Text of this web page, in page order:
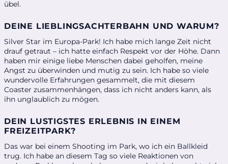
übel.
DEINE LIEBLINGSACHTERBAHN UND WARUM?
Silver Star im Europa-Park! Ich habe mich lange Zeit nicht
drauf getraut – ich hatte einfach Respekt vor der Höhe. Dann
haben mir einige liebe Menschen dabei geholfen, meine
Angst zu überwinden und mutig zu sein. Ich habe so viele
wundervolle Erfahrungen gesammelt, die mit diesem
Coaster zusammenhängen, dass ich nicht anders kann, als
ihn unglaublich zu mögen.
DEIN LUSTIGSTES ERLEBNIS IN EINEM
FREIZEITPARK?
Das war bei einem Shooting im Park, wo ich ein Ballkleid
trug. Ich habe an diesem Tag so viele Reaktionen von